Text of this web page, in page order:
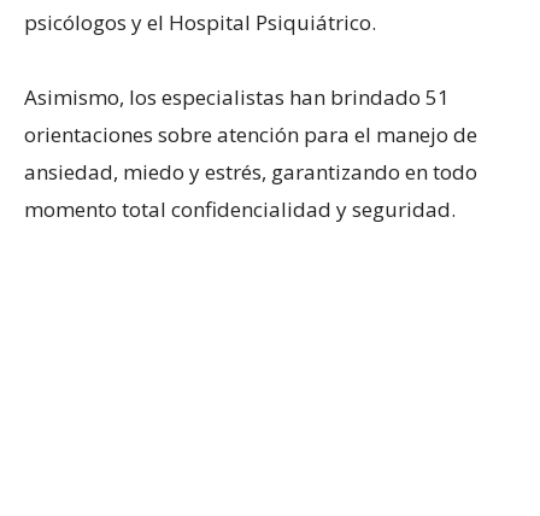
psicólogos y el Hospital Psiquiátrico.
Asimismo, los especialistas han brindado 51
orientaciones sobre atención para el manejo de
ansiedad, miedo y estrés, garantizando en todo
momento total confidencialidad y seguridad.